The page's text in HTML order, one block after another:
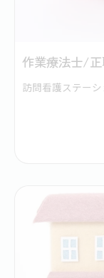
作業療法士/正